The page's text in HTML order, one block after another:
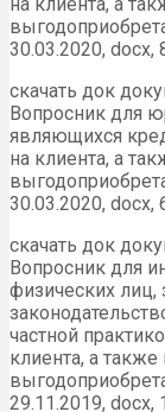
30.03.2020, docx,
скачать док
Вопросник для
являющихся
на клиента, а
30.03.2020, docx,
скачать док
Вопросник для
физических
частной
клиента, а
29.11.2019, docx,